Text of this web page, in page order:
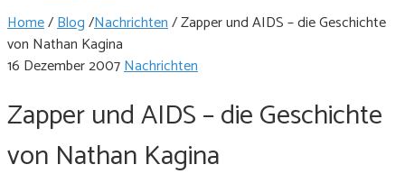
Home/Blog/Nachrichten/Zapper und AIDS – die Geschichte
von Nathan Kagina
16 Dezember 2007Nachrichten
Zapper und AIDS – die Geschichte
von Nathan Kagina